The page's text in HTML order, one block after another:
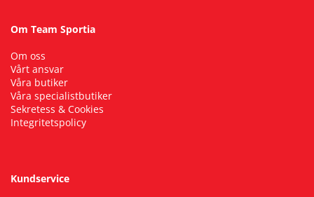
Om Team Sportia
Om oss
Vårt ansvar
Våra butiker
Våra specialistbutiker
Sekretess & Cookies
Integritetspolicy
Kundservice